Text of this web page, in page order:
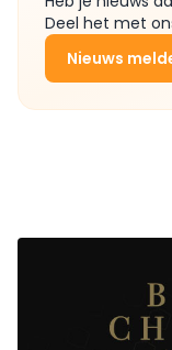
Deel het met
Nieuws